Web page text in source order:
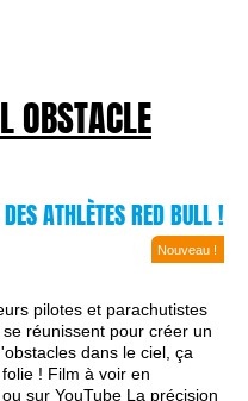
OBSTACLE
ATHLÈTES RED BULL !
Nouveau !
pilotes et parachutistes
réunissent pour créer un
dans le ciel, ça
! Film à voir en
sur YouTube La précision